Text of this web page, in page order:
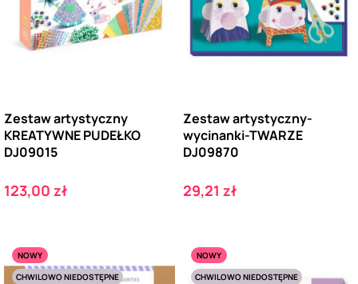
Zestaw artystyczny
KREATYWNE PUDEŁKO
DJ09015
Cena
123,00 zł
Zestaw artystyczny-
wycinanki-TWARZE
DJ09870
Cena
29,21 zł
NOWY
CHWILOWO NIEDOSTĘPNE
NOWY
CHWILOWO NIEDOSTĘPNE